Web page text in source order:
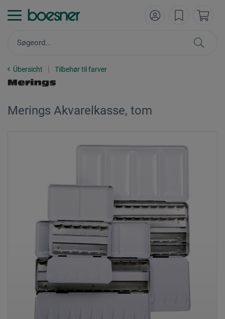
Übersicht Tilbehør til farver
Merings Akvarelkasse, tom